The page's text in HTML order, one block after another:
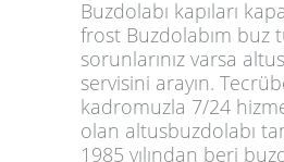
Buzdolabı kapıları
frost Buzdolabım buz
sorunlarınız varsa
servisini arayın.
kadromuzla 7/24
olan altusbuzdolabı
1985 yılından beri